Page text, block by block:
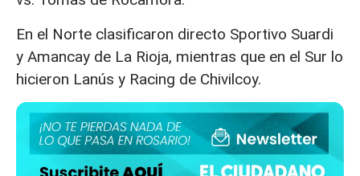
En el Norte clasificaron directo Sportivo Suardi
y Amancay de La Rioja, mientras que en el Sur lo
hicieron Lanús y Racing de Chivilcoy.